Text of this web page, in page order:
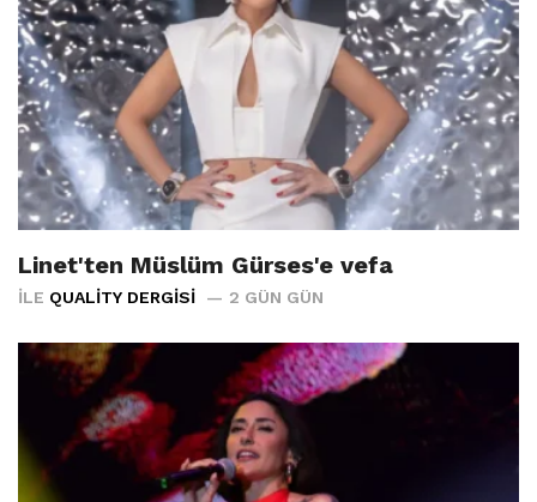
Linet'ten Müslüm Gürses'e vefa
İLE QUALITY DERGISI 2 GÜN GÜN